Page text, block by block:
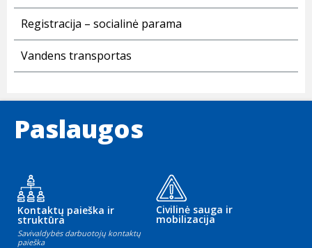
Registracija – socialinė parama
Vandens transportas
Paslaugos
Kontaktų paieška ir
struktūra
Savivaldybės darbuotojų kontaktų
paieška
Civilinė sauga ir
mobilizacija